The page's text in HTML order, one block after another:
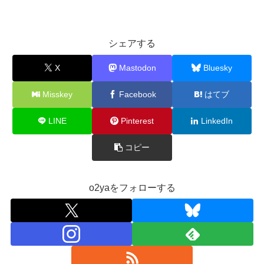
シェアする
X Mastodon Bluesky
Misskey Facebook はてブ
LINE Pinterest LinkedIn
コピー
o2yaをフォローする